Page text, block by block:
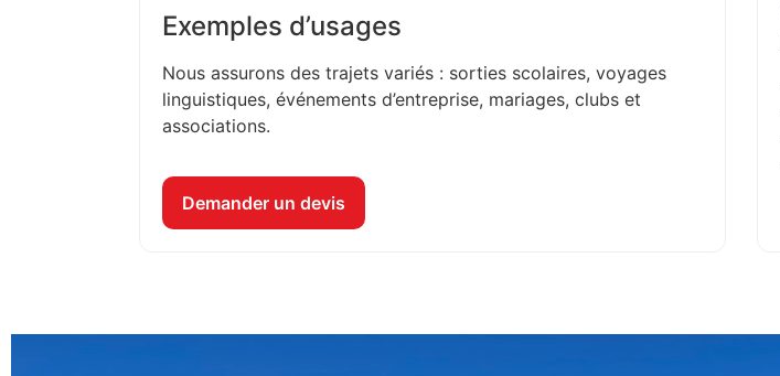
Exemples d’usages
Nous assurons des trajets variés : sorties scolaires, voyages
linguistiques, événements d’entreprise, mariages, clubs et
associations.
Demander un devis